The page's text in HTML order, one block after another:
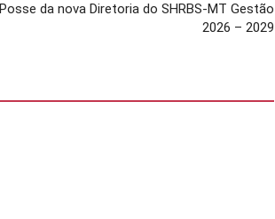
Posse da nova Diretoria do SHRBS-MT Gestão
2026 – 2029